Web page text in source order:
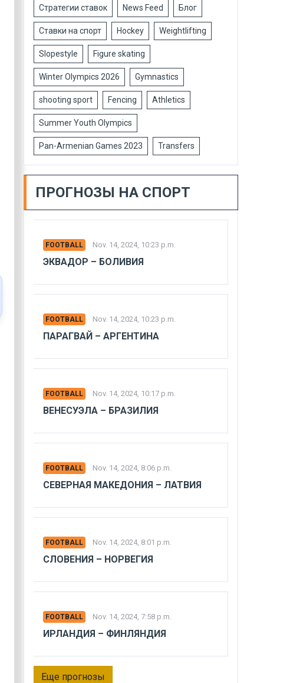
Стратегии ставок News Feed Блог
Ставки на спорт Hockey Weightlifting
Slopestyle Figure skating
Winter Olympics 2026 Gymnastics
shooting sport Fencing Athletics
Summer Youth Olympics
Pan-Armenian Games 2023 Transfers
ПРОГНОЗЫ НА СПОРТ
FOOTBALL Nov. 14, 2024, 10:23 p.m.
ЭКВАДОР – БОЛИВИЯ
FOOTBALL Nov. 14, 2024, 10:23 p.m.
ПАРАГВАЙ – АРГЕНТИНА
FOOTBALL Nov. 14, 2024, 10:17 p.m.
ВЕНЕСУЭЛА – БРАЗИЛИЯ
FOOTBALL Nov. 14, 2024, 8:06 p.m.
СЕВЕРНАЯ МАКЕДОНИЯ – ЛАТВИЯ
FOOTBALL Nov. 14, 2024, 8:01 p.m.
СЛОВЕНИЯ – НОРВЕГИЯ
FOOTBALL Nov. 14, 2024, 7:58 p.m.
ИРЛАНДИЯ – ФИНЛЯНДИЯ
Еще прогнозы